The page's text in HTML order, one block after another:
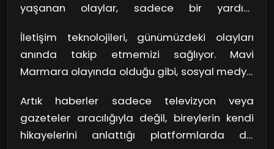
yaşanan olaylar, sadece bir yardım
genelinde iletişim dinamiklerini köklü bir
şekilde değiştirdi. Diğer yandan, Maslak'deki
uydu kurulumu da bu değişimin önünü açtı.
Ama ne demek istediğimi merak ediyorsanız,
biraz daha derinlemesine bakalım.
İletişim teknolojileri, günümüzdeki olayları
anında takip etmemizi sağlıyor. Mavi
Marmara olayında olduğu gibi, sosyal medya
milyonlara ulaştı. Hatırlarsanız, bu gemideki
aktivistler olayı yaşarken, dünya üzerinde
binlerce insan buna tanıklık etti. Bir fotoğrafın,
Artık haberler sadece televizyon veya
gazeteler aracılığıyla değil, bireylerin kendi
hikayelerini anlattığı platformlarda da